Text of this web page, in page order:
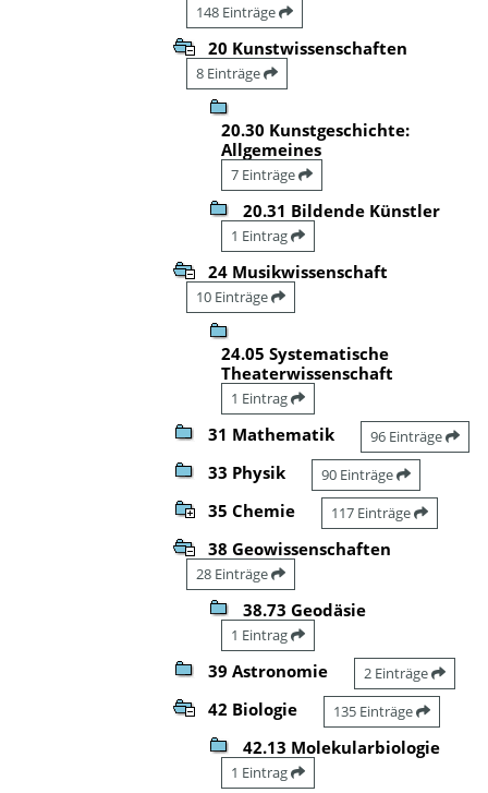
148 Einträge
20 Kunstwissenschaften
8 Einträge
20.30 Kunstgeschichte:
Allgemeines
7 Einträge
20.31 Bildende Künstler
1 Eintrag
24 Musikwissenschaft
10 Einträge
24.05 Systematische
Theaterwissenschaft
1 Eintrag
31 Mathematik 96 Einträge
33 Physik 90 Einträge
35 Chemie 117 Einträge
38 Geowissenschaften
28 Einträge
38.73 Geodäsie
1 Eintrag
39 Astronomie 2 Einträge
42 Biologie 135 Einträge
42.13 Molekularbiologie
1 Eintrag